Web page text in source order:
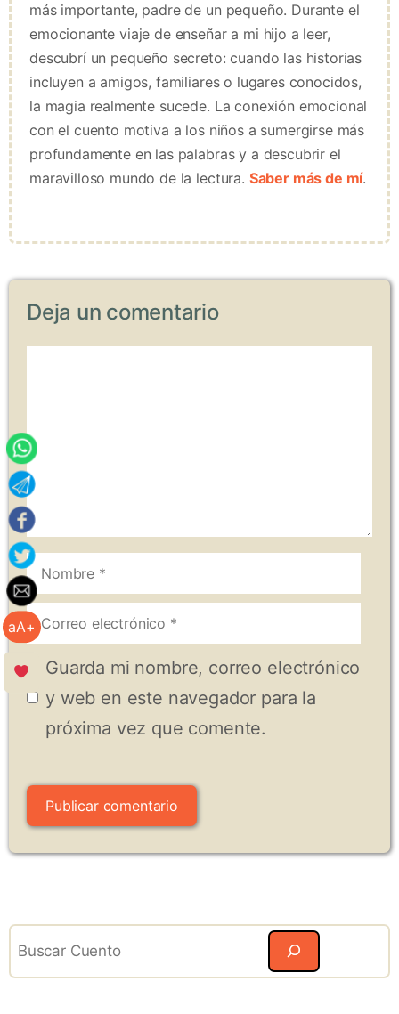
aA+
más importante, padre de un pequeño. Durante el
emocionante viaje de enseñar a mi hijo a leer,
descubrí un pequeño secreto: cuando las historias
incluyen a amigos, familiares o lugares conocidos,
la magia realmente sucede. La conexión emocional
con el cuento motiva a los niños a sumergirse más
profundamente en las palabras y a descubrir el
maravilloso mundo de la lectura. Saber más de mí.
Deja un comentario
Nombre
Correo
electrónico
Guarda mi nombre, correo electrónico
y web en este navegador para la
próxima vez que comente.